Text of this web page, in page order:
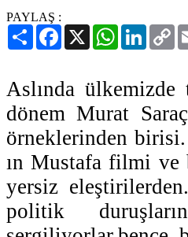
PAYLAŞ :
PaylaşFacebook
X WhatsApp
Aslında
dönem Murat
örneklerinden
ın Mustafa filmi ve
yersiz
politik